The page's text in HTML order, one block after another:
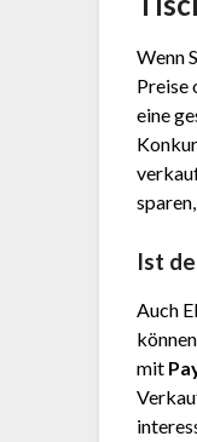
Wenn
Preise
eine
Ist
Auch
mit